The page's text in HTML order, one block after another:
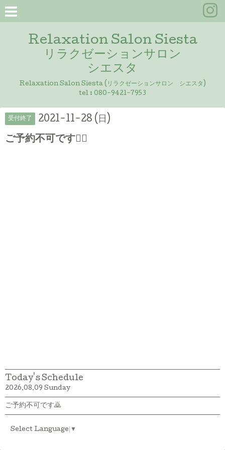
Relaxation Salon Siesta
リラクゼーションサロン
シエスタ
Relaxation Salon Siesta (リラクゼーションサロン シエスタ)
tel : 080-9421-7953
受付終了 2021-11-28 (日)
ご予約不可です🙇‍♀️
Today's Schedule
2026.08.09 Sunday
ご予約不可です🙇
Select Language ▼